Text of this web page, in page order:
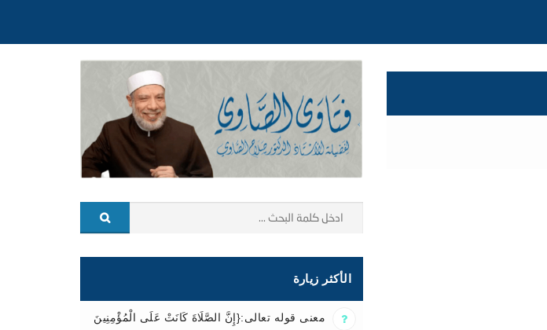
الأكثر زيارة
معنى قوله تعالى:{إِنَّ الصَّلَاةَ كَانَتْ عَلَى الْمُؤْمِنِينَ